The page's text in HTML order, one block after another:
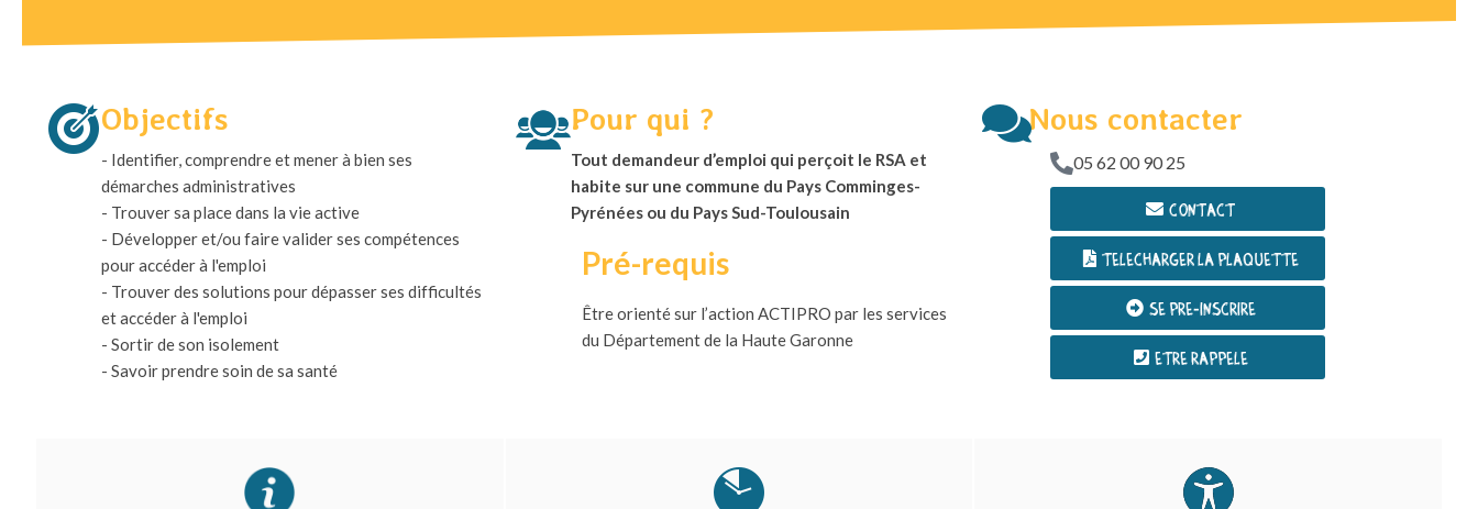
Objectifs
- Identifier, comprendre et mener à bien ses
démarches administratives
- Trouver sa place dans la vie active
- Développer et/ou faire valider ses compétences
pour accéder à l'emploi
- Trouver des solutions pour dépasser ses difficultés
et accéder à l'emploi
- Sortir de son isolement
- Savoir prendre soin de sa santé
Pour qui ?
Tout demandeur d’emploi qui perçoit le RSA et
habite sur une commune du Pays Comminges-
Pyrénées ou du Pays Sud-Toulousain
Pré-requis
Être orienté sur l’action ACTIPRO par les services
du Département de la Haute Garonne
Nous contacter
05 62 00 90 25
Contact
Telecharger la plaquette
Se Pre-inscrire
Etre rappele